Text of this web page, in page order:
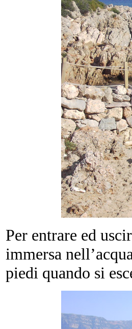
Per entrare ed
immersa
piedi quando si